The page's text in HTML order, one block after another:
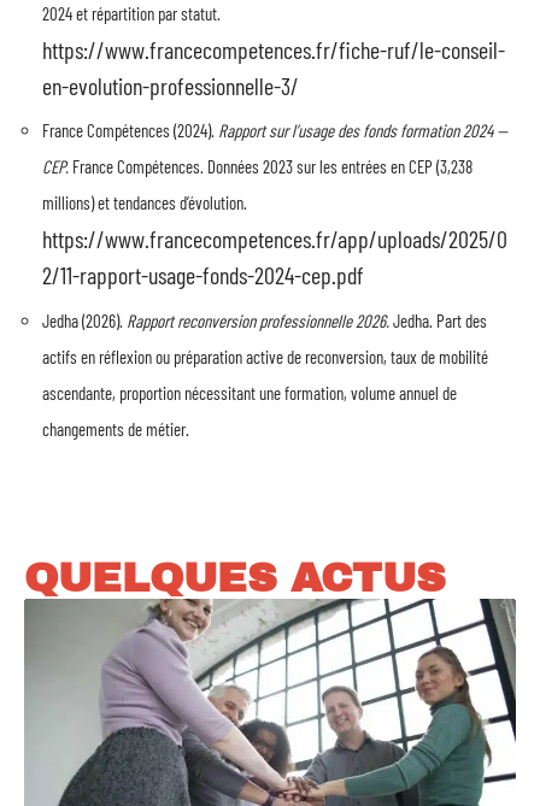
2024 et répartition par statut.
https://www.francecompetences.fr/fiche-ruf/le-conseil-
en-evolution-professionnelle-3/
France Compétences (2024). Rapport sur l’usage des fonds formation 2024 —
CEP. France Compétences. Données 2023 sur les entrées en CEP (3,238
millions) et tendances d’évolution.
https://www.francecompetences.fr/app/uploads/2025/0
2/11-rapport-usage-fonds-2024-cep.pdf
Jedha (2026). Rapport reconversion professionnelle 2026. Jedha. Part des
actifs en réflexion ou préparation active de reconversion, taux de mobilité
ascendante, proportion nécessitant une formation, volume annuel de
changements de métier.
QUELQUES ACTUS